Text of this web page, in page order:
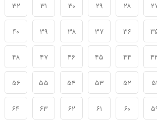
۲۸ ۲۹ ۳۰ ۳۱ ۳۲
۳۶ ۳۷ ۳۸ ۳۹ ۴۰
۴۴ ۴۵ ۴۶ ۴۷ ۴۸
۵۱ ۵۲ ۵۳ ۵۴ ۵۵ ۵۶
۶۰ ۶۱ ۶۲ ۶۳ ۶۴